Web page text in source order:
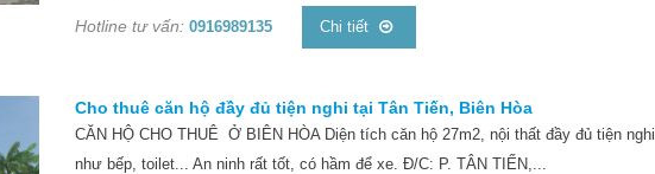
Hotline tư vấn: 0916989135 Chi tiết
Cho thuê căn hộ đầy đủ tiện nghi tại Tân Tiến, Biên Hòa
CĂN HỘ CHO THUÊ Ở BIÊN HÒA Diện tích căn hộ 27m2, nội thất đầy đủ tiện nghi
như bếp, toilet... An ninh rất tốt, có hầm để xe. Đ/C: P. TÂN TIẾN,...